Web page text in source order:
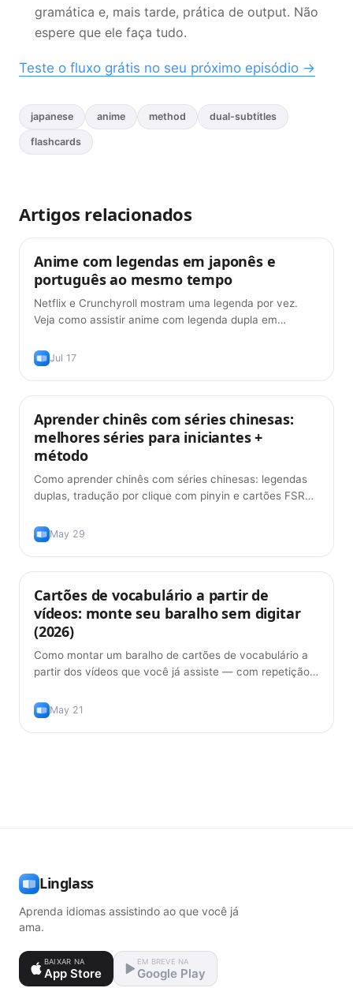
gramática e, mais tarde, prática de output. Não
espere que ele faça tudo.
Teste o fluxo grátis no seu próximo episódio →
japanese anime method dual-subtitles
flashcards
Artigos relacionados
Dicas
Anime com legendas em japonês e
português ao mesmo tempo
Netflix e Crunchyroll mostram uma legenda por vez.
Veja como assistir anime com legenda dupla em
Jul 17
Métodos de Aprendizado
Aprender chinês com séries chinesas:
melhores séries para iniciantes +
método
Como aprender chinês com séries chinesas: legendas
duplas, tradução por clique com pinyin e cartões FSRS.
May 29
Produto
Cartões de vocabulário a partir de
vídeos: monte seu baralho sem digitar
(2026)
Como montar um baralho de cartões de vocabulário a
partir dos vídeos que você já assiste — com repetição
May 21
Linglass
Aprenda idiomas assistindo ao que você já
ama.
BAIXAR NA
App Store
EM BREVE NA
Google Play